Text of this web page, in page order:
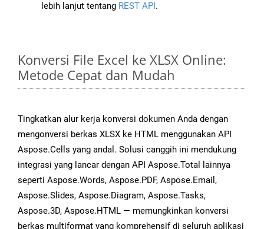
lebih lanjut tentang REST API.
Konversi File Excel ke XLSX Online:
Metode Cepat dan Mudah
Tingkatkan alur kerja konversi dokumen Anda dengan
mengonversi berkas XLSX ke HTML menggunakan API
Aspose.Cells yang andal. Solusi canggih ini mendukung
integrasi yang lancar dengan API Aspose.Total lainnya
seperti Aspose.Words, Aspose.PDF, Aspose.Email,
Aspose.Slides, Aspose.Diagram, Aspose.Tasks,
Aspose.3D, Aspose.HTML — memungkinkan konversi
berkas multiformat yang komprehensif di seluruh aplikasi